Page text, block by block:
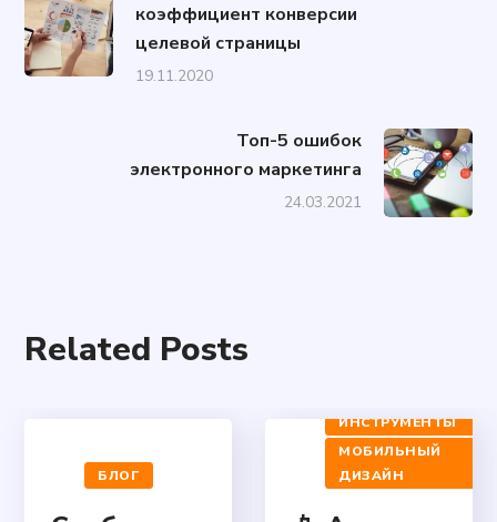
коэффициент конверсии
целевой страницы
19.11.2020
Топ-5 ошибок
электронного маркетинга
24.03.2021
Related Posts
БЛОГ
ИНСТРУМЕНТЫ
МОБИЛЬНЫЙ
ДИЗАЙН